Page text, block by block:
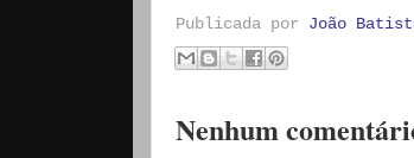
Publicada por João
Nenhum